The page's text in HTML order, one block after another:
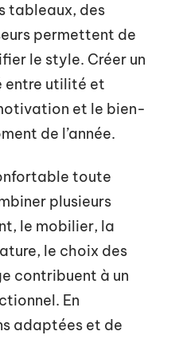
tableaux, des
permettent de
le style. Créer un
entre utilité et
et le bien-
de l’année.
toute
plusieurs
le mobilier, la
le choix des
contribuent à un
En
adaptées et de